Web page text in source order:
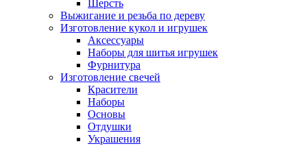
Шерсть
Выжигание и резьба по дереву
Изготовление кукол и игрушек
Аксессуары
Наборы для шитья игрушек
Фурнитура
Изготовление свечей
Красители
Наборы
Основы
Отдушки
Украшения